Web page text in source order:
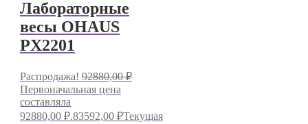
Лабораторные
весы OHAUS
PX2201
Распродажа! 92880,00₽
Первоначальная цена
составляла
92880,00 ₽.83592,00 ₽Текущая